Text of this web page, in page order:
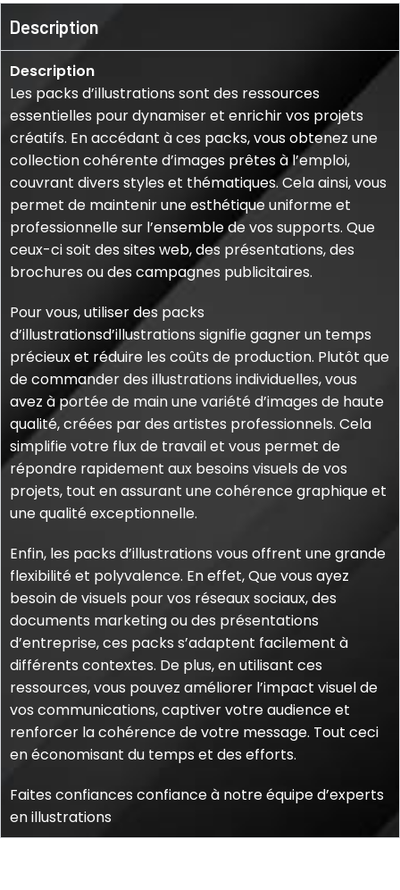
Description
Description
Les packs d’illustrations sont des ressources
essentielles pour dynamiser et enrichir vos projets
créatifs. En accédant à ces packs, vous obtenez une
collection cohérente d’images prêtes à l’emploi,
couvrant divers styles et thématiques. Cela ainsi, vous
permet de maintenir une esthétique uniforme et
professionnelle sur l’ensemble de vos supports. Que
ceux-ci soit des sites web, des présentations, des
brochures ou des campagnes publicitaires.
Pour vous, utiliser des packs
d’illustrationsd’illustrations signifie gagner un temps
précieux et réduire les coûts de production. Plutôt que
de commander des illustrations individuelles, vous
avez à portée de main une variété d’images de haute
qualité, créées par des artistes professionnels. Cela
simplifie votre flux de travail et vous permet de
répondre rapidement aux besoins visuels de vos
projets, tout en assurant une cohérence graphique et
une qualité exceptionnelle.
Enfin, les packs d’illustrations vous offrent une grande
flexibilité et polyvalence. En effet, Que vous ayez
besoin de visuels pour vos réseaux sociaux, des
documents marketing ou des présentations
d’entreprise, ces packs s’adaptent facilement à
différents contextes. De plus, en utilisant ces
ressources, vous pouvez améliorer l’impact visuel de
vos communications, captiver votre audience et
renforcer la cohérence de votre message. Tout ceci
en économisant du temps et des efforts.
Faites confiances confiance à notre équipe d’experts
en illustrations